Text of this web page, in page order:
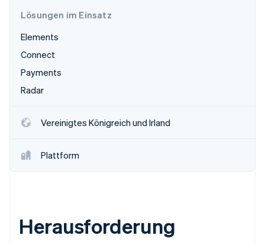
Atlas
Start-up-Gründung
Climate
CO₂-Entnahme
Identity
Online-Identitätsprüfung
Stripe-Sessions 2026
Erfahren Sie, wie Stripe Lösungen für die
Lösungen im Einsatz
Elements
Connect
Payments
Radar
Vereinigtes Königreich und Irland
Plattform
Herausforderung